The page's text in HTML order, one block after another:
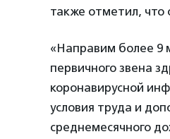
также отметил, что
«Направим более 9
первичного звена
коронавирусной
условия труда и
среднемесячного